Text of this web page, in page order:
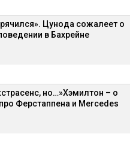
Цунода сожалеет о
в Бахрейне
но…»Хэмилтон – о
Ферстаппена и Mercedes